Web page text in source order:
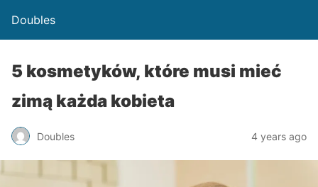
Doubles
5 kosmetyków, które musi mieć
zimą każda kobieta
Doubles 4 years ago